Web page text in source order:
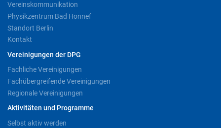
Vereinskommunikation
Physikzentrum Bad Honnef
Standort Berlin
Kontakt
Vereinigungen der DPG
Fachliche Vereinigungen
Fachübergreifende Vereinigungen
Regionale Vereinigungen
Aktivitäten und Programme
Selbst aktiv werden